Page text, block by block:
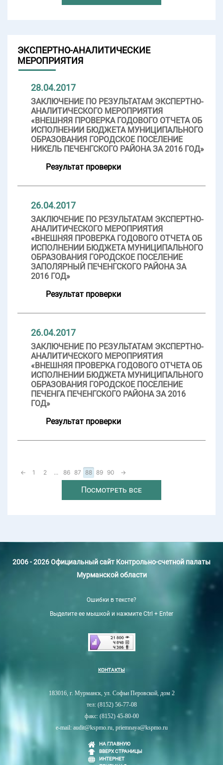
ЭКСПЕРТНО-АНАЛИТИЧЕСКИЕ
МЕРОПРИЯТИЯ
28.04.2017
ЗАКЛЮЧЕНИЕ ПО РЕЗУЛЬТАТАМ ЭКСПЕРТНО-
АНАЛИТИЧЕСКОГО МЕРОПРИЯТИЯ
«ВНЕШНЯЯ ПРОВЕРКА ГОДОВОГО ОТЧЕТА ОБ
ИСПОЛНЕНИИ БЮДЖЕТА МУНИЦИПАЛЬНОГО
ОБРАЗОВАНИЯ ГОРОДСКОЕ ПОСЕЛЕНИЕ
НИКЕЛЬ ПЕЧЕНГСКОГО РАЙОНА ЗА 2016 ГОД»
Результат проверки
26.04.2017
ЗАКЛЮЧЕНИЕ ПО РЕЗУЛЬТАТАМ ЭКСПЕРТНО-
АНАЛИТИЧЕСКОГО МЕРОПРИЯТИЯ
«ВНЕШНЯЯ ПРОВЕРКА ГОДОВОГО ОТЧЕТА ОБ
ИСПОЛНЕНИИ БЮДЖЕТА МУНИЦИПАЛЬНОГО
ОБРАЗОВАНИЯ ГОРОДСКОЕ ПОСЕЛЕНИЕ
ЗАПОЛЯРНЫЙ ПЕЧЕНГСКОГО РАЙОНА ЗА
2016 ГОД»
Результат проверки
26.04.2017
ЗАКЛЮЧЕНИЕ ПО РЕЗУЛЬТАТАМ ЭКСПЕРТНО-
АНАЛИТИЧЕСКОГО МЕРОПРИЯТИЯ
«ВНЕШНЯЯ ПРОВЕРКА ГОДОВОГО ОТЧЕТА ОБ
ИСПОЛНЕНИИ БЮДЖЕТА МУНИЦИПАЛЬНОГО
ОБРАЗОВАНИЯ ГОРОДСКОЕ ПОСЕЛЕНИЕ
ПЕЧЕНГА ПЕЧЕНГСКОГО РАЙОНА ЗА 2016
ГОД»
Результат проверки
← 1 2 ... 86 87 88 89 90 →
Посмотреть все
2006 - 2026 Официальный сайт Контрольно-счетной палаты
Мурманской области
Ошибки в тексте?
Выделите ее мышкой и нажмите Ctrl + Enter
КОНТАКТЫ
183016, г. Мурманск, ул. Софьи Перовской, дом 2
тел: (8152) 56-77-08
факс: (8152) 45-80-00
e-mail: audit@kspmo.ru, priemnaya@kspmo.ru
НА ГЛАВНУЮ
ВВЕРХ СТРАНИЦЫ
ИНТЕРНЕТ